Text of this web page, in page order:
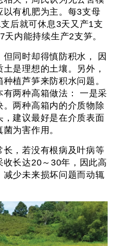
有机肥为主。每3支母
后就可休息3天又产1支
内能持续生产2支笋。
同时却得慎防积水， 因
是理想的土壤。另外，
植芦笋来防积水问题。
两种高箱做法： 一是采
两种高箱内的介质物除
建议最好是在介质表面
菌为害作用。
，若没有根病及叶病等
长达20～30年，因此高
少未来损坏问题而动辄